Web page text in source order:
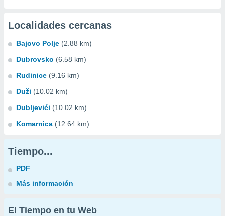
Localidades cercanas
Bajovo Polje (2.88 km)
Dubrovsko (6.58 km)
Rudinice (9.16 km)
Duži (10.02 km)
Dubljevići (10.02 km)
Komarnica (12.64 km)
Tiempo...
PDF
Más información
El Tiempo en tu Web